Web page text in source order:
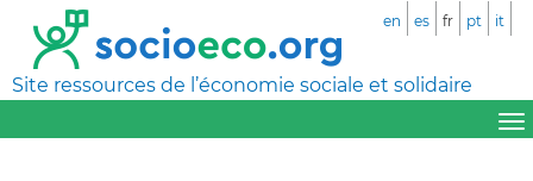
Site ressources de l’économie sociale et solidaire
en es fr pt it